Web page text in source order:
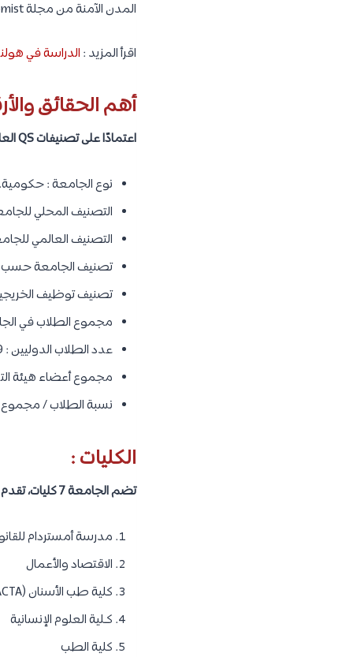
المدن الآمنة من مجلة The Economist لعام 2019.
اقرأ المزيد : الدراسة في
أهم الحقائق
اعتمادًا على تصنيفات QS العالمية لعام 2022، سنتعرف على أهم الحقائق والأرقام عن الجامعة، كما يلي :
نوع الجامعة :
التصنيف المحلي
التصنيف العالمي
تصنيف الجامعة حسب الموضوع : المركز 1
تصنيف توظيف الخريجين : 121
مجموع الطلاب في
عدد الطلاب الدوليين : 7,969
مجموع أعضاء هيئة
نسبة الطلاب / مجموع
الكليات :
تضم الجامعة 7 كليات، تقدم كلًا منها الكثير من البرامج لمختلف الدرجات العلمية، وهذه الكليات كما يلي :
مدرسة أمستردام
الاقتصاد والأعمال
كلية طب الأسنان (ACTA)
كـلية العلوم الإنسانية
كلية الطب